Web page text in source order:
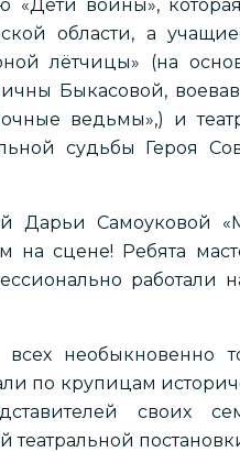
«Дети войны»,
области, а
лётчицы» (на
Быкасовой,
ведьмы»,) и
судьбы Героя
Дарьи Самоуковой
сцене! Ребята
работали
необыкновенно
по крупицам
своих
театральной